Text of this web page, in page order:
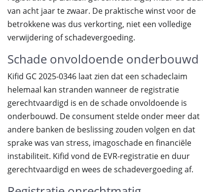
van acht jaar te zwaar. De praktische winst voor de
betrokkene was dus verkorting, niet een volledige
verwijdering of schadevergoeding.
Schade onvoldoende onderbouwd
Kifid GC 2025-0346 laat zien dat een schadeclaim
helemaal kan stranden wanneer de registratie
gerechtvaardigd is en de schade onvoldoende is
onderbouwd. De consument stelde onder meer dat
andere banken de beslissing zouden volgen en dat
sprake was van stress, imagoschade en financiële
instabiliteit. Kifid vond de EVR-registratie en duur
gerechtvaardigd en wees de schadevergoeding af.